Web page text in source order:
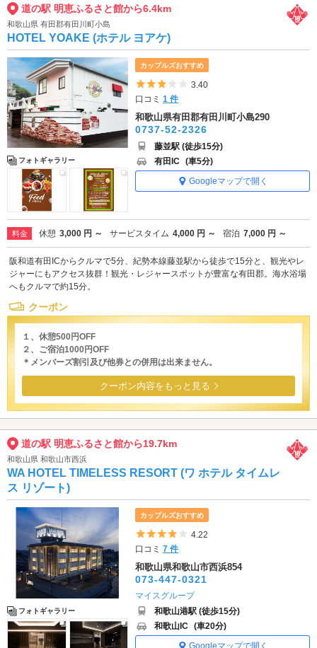
道の駅 明恵ふるさと館から6.4km
和歌山県 有田郡有田川町小島
HOTEL YOAKE (ホテル ヨアケ)
フォトギャラリー
カップルズおすすめ
5つ星のうち3
3.40
口コミ1 件
和歌山県有田郡有田川町小島290
0737-52-2326
藤並駅 (徒歩15分)
有田IC (車5分)
Googleマップで開く
料金 休憩 3,000 円 ～ サービスタイム 4,000 円 ～ 宿泊 7,000 円 ～
阪和道有田ICからクルマで5分、紀勢本線藤並駅から徒歩で15分と、観光やレ
ジャーにもアクセス抜群！観光・レジャースポットが豊富な有田郡。海水浴場
へもクルマで約15分。
クーポン
１、休憩500円OFF
２、ご宿泊1000円OFF
＊メンバーズ割引及び他券との併用は出来ません。
クーポン内容をもっと見る
道の駅 明恵ふるさと館から19.7km
和歌山県 和歌山市西浜
WA HOTEL TIMELESS RESORT (ワ ホテル タイムレ
ス リゾート)
フォトギャラリー
カップルズおすすめ
5つ星のうち4
4.22
口コミ7 件
和歌山県和歌山市西浜854
073-447-0321
マイスグループ
和歌山港駅 (徒歩15分)
和歌山IC (車20分)
Googleマップで開く